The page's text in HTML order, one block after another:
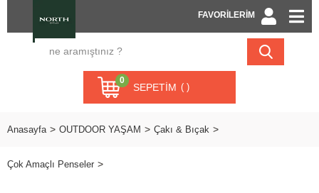
FAVORİLERİM
SEPETIM
0
Anasayfa OUTDOOR YAŞAM Çakı & Bıçak
Çok Amaçlı Penseler